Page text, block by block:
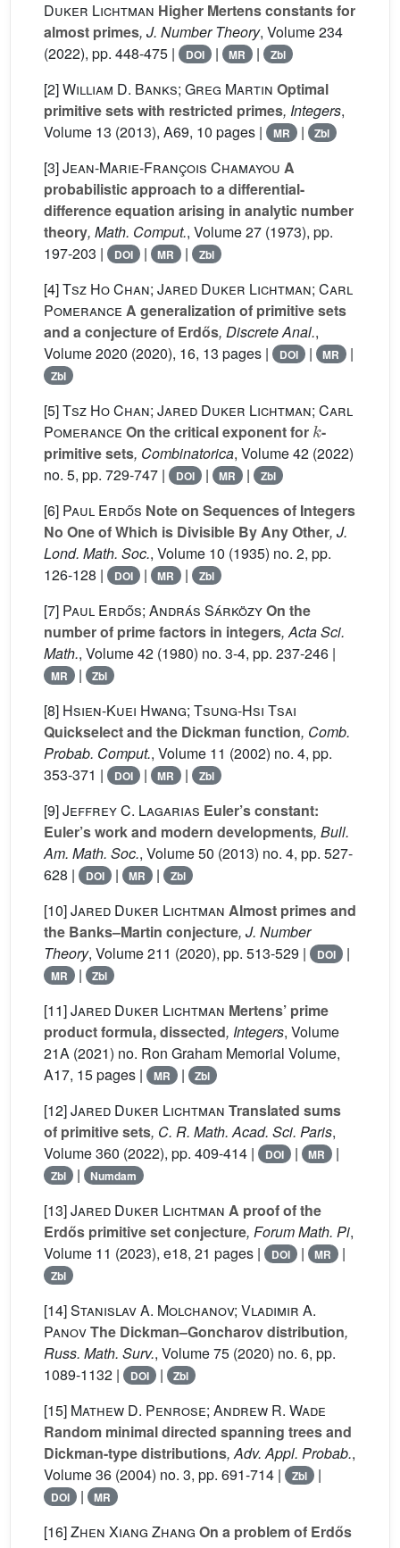
Duker Lichtman Higher Mertens constants for
almost primes, J. Number Theory, Volume 234
(2022), pp. 448-475 |
DOI | MR | Zbl
[2]William D. Banks; Greg Martin Optimal
primitive sets with restricted primes, Integers,
Volume 13 (2013), A69, 10 pages | MR | Zbl
[3]Jean-Marie-François Chamayou A
probabilistic approach to a differential-
difference equation arising in analytic number
theory, Math. Comput., Volume 27 (1973), pp.
197-203 |
DOI | MR | Zbl
[4]Tsz Ho Chan; Jared Duker Lichtman; Carl
Pomerance A generalization of primitive sets
and a conjecture of Erdős, Discrete Anal.,
Volume 2020 (2020), 16, 13 pages | DOI | MR |
Zbl
[5]Tsz Ho Chan; Jared Duker Lichtman; Carl
Pomerance On the critical exponent for
k
-
primitive sets, Combinatorica, Volume 42 (2022)
no. 5, pp. 729-747 |
DOI | MR | Zbl
[6] Paul Erdős Note on Sequences of Integers
No One of Which is Divisible By Any Other, J.
Lond. Math. Soc., Volume 10 (1935) no. 2, pp.
126-128 |
DOI | MR | Zbl
[7] Paul Erdős; András SárközyOn the
number of prime factors in integers, Acta Sci.
Math., Volume 42 (1980) no. 3-4, pp. 237-246 |
MR | Zbl
[8] Hsien-Kuei Hwang; Tsung-Hsi Tsai
Quickselect and the Dickman function, Comb.
Probab. Comput., Volume 11 (2002) no. 4, pp.
353-371 |
DOI | MR | Zbl
[9]Jeffrey C. Lagarias Euler’s constant:
Euler’s work and modern developments, Bull.
Am. Math. Soc., Volume 50 (2013) no. 4, pp. 527-
628 |
DOI | MR | Zbl
[10]Jared Duker Lichtman Almost primes and
the Banks–Martin conjecture, J. Number
Theory, Volume 211 (2020), pp. 513-529 | DOI |
MR | Zbl
[11]Jared Duker Lichtman Mertens’ prime
product formula, dissected, Integers, Volume
21A (2021) no. Ron Graham Memorial Volume,
A17, 15 pages |
MR | Zbl
[12]Jared Duker Lichtman Translated sums
of primitive sets, C. R. Math. Acad. Sci. Paris,
Volume 360 (2022), pp. 409-414 | DOI | MR |
Zbl | Numdam
[13]Jared Duker Lichtman A proof of the
Erdős primitive set conjecture, Forum Math. Pi,
Volume 11 (2023), e18, 21 pages | DOI | MR |
Zbl
[14]Stanislav A. Molchanov; Vladimir A.
PanovThe Dickman–Goncharov distribution,
Russ. Math. Surv., Volume 75 (2020) no. 6, pp.
1089-1132 |
DOI | Zbl
[15] Mathew D. Penrose; Andrew R. Wade
Random minimal directed spanning trees and
Dickman-type distributions, Adv. Appl. Probab.,
Volume 36 (2004) no. 3, pp. 691-714 | Zbl |
DOI | MR
[16]Zhen Xiang Zhang On a problem of Erdős